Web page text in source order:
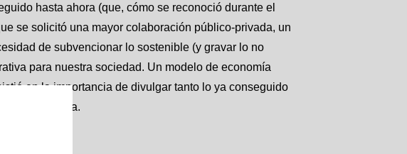
hasta ahora (que, cómo se reconoció durante el
se solicitó una mayor colaboración público-privada, un
de subvencionar lo sostenible (y gravar lo no
para nuestra sociedad. Un modelo de economía
en la importancia de divulgar tanto lo ya conseguido
científica.